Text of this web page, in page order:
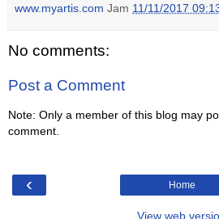
www.myartis.com Jam 11/11/2017
No comments:
Post a Comment
Note: Only a member of this blog may
comment.
‹ Home
View web